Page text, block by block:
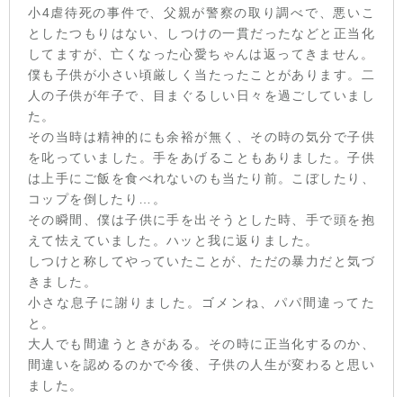
小4虐待死の事件で、父親が警察の取り調べで、悪いこ
としたつもりはない、しつけの一貫だったなどと正当化
してますが、亡くなった心愛ちゃんは返ってきません。
僕も子供が小さい頃厳しく当たったことがあります。二
人の子供が年子で、目まぐるしい日々を過ごしていまし
た。
その当時は精神的にも余裕が無く、その時の気分で子供
を叱っていました。手をあげることもありました。子供
は上手にご飯を食べれないのも当たり前。こぼしたり、
コップを倒したり…。
その瞬間、僕は子供に手を出そうとした時、手で頭を抱
えて怯えていました。ハッと我に返りました。
しつけと称してやっていたことが、ただの暴力だと気づ
きました。
小さな息子に謝りました。ゴメンね、パパ間違ってた
と。
大人でも間違うときがある。その時に正当化するのか、
間違いを認めるのかで今後、子供の人生が変わると思い
ました。